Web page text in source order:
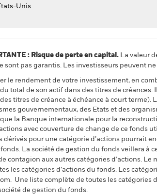
Unis.
: Risque de perte en capital. La valeur
sont pas garantis. Les investisseurs peuvent
le rendement de votre investissement, en
total de son actif dans des titres de
titres de créance à échéance à court
gouvernementaux, des Etats et des
la Banque internationale pour la
avec couverture de change de ce
dérivés pour une catégorie d’actions pourrait
La société de gestion du fonds veillera à
contagion aux autres catégories d’actions.
les catégories d’actions du fonds. Les
Une liste complète de toutes les
de gestion du fonds.